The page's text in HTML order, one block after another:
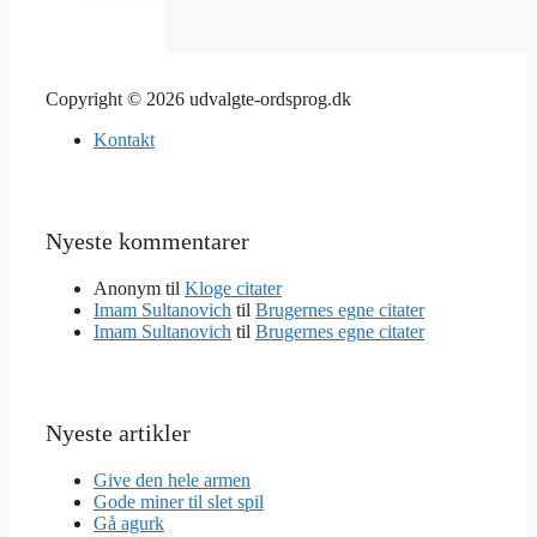
Copyright © 2026 udvalgte-ordsprog.dk
Kontakt
Nyeste kommentarer
Anonym til Kloge citater
Imam Sultanovich til Brugernes egne citater
Imam Sultanovich til Brugernes egne citater
Nyeste artikler
Give den hele armen
Gode miner til slet spil
Gå agurk